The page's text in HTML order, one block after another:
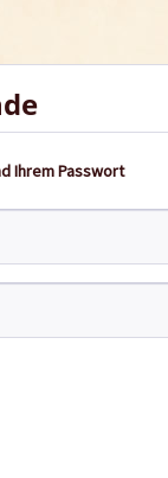
Ihrem Passwort